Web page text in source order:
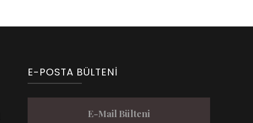
E-POSTA BÜLTENI
E-Mail Bülteni